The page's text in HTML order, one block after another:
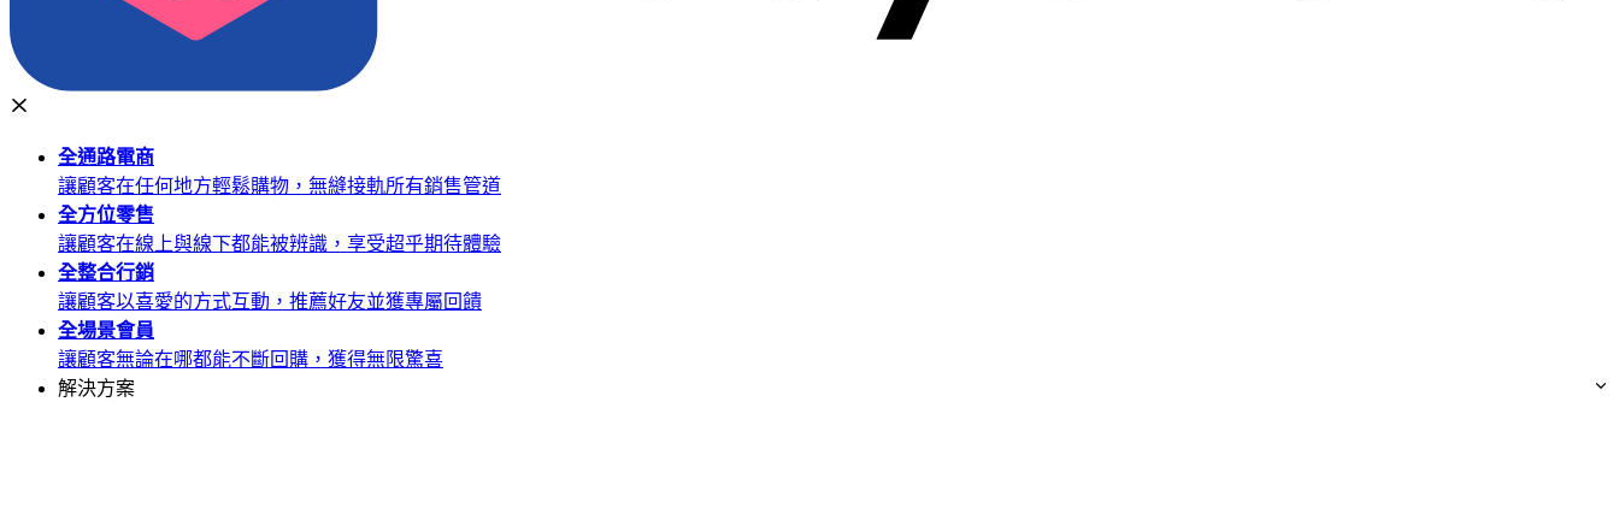
全通路電商
讓顧客在任何地方輕鬆購物，無縫接軌所有銷售管道
全方位零售
讓顧客在線上與線下都能被辨識，享受超乎期待體驗
全整合行銷
讓顧客以喜愛的方式互動，推薦好友並獲專屬回饋
全場景會員
讓顧客無論在哪都能不斷回購，獲得無限驚喜
解決方案